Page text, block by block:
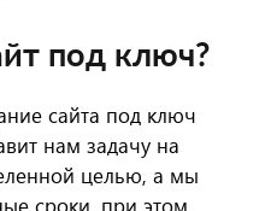
под ключ?
сайта под ключ
нам задачу на
целью, а мы